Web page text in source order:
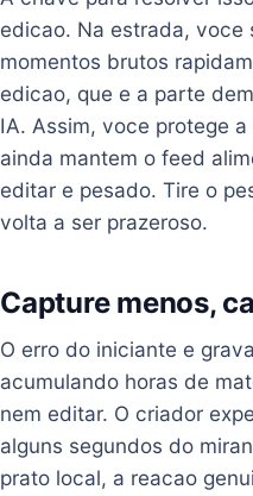
edicao. Na estrada,
momentos brutos
edicao, que e a parte
IA. Assim, voce protege
ainda mantem o feed
editar e pesado. Tire o
volta a ser prazeroso.
Capture menos,
O erro do iniciante e
acumulando horas de
nem editar. O criador
alguns segundos do
prato local, a reacao